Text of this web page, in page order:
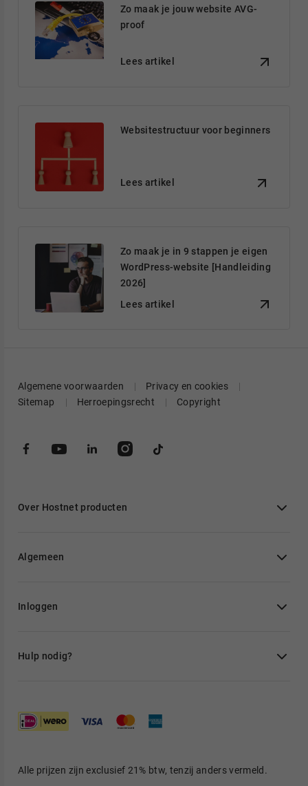
Zo maak je jouw website AVG-
proof
Lees artikel
Websitestructuur voor beginners
Lees artikel
Zo maak je in 9 stappen je eigen
WordPress-website [Handleiding
2026]
Lees artikel
Algemene voorwaarden
Privacy en cookies
Sitemap
Herroepingsrecht Copyright
Over Hostnet producten
Algemeen
Inloggen
Hulp nodig?
Alle prijzen zijn exclusief 21% btw, tenzij anders vermeld.